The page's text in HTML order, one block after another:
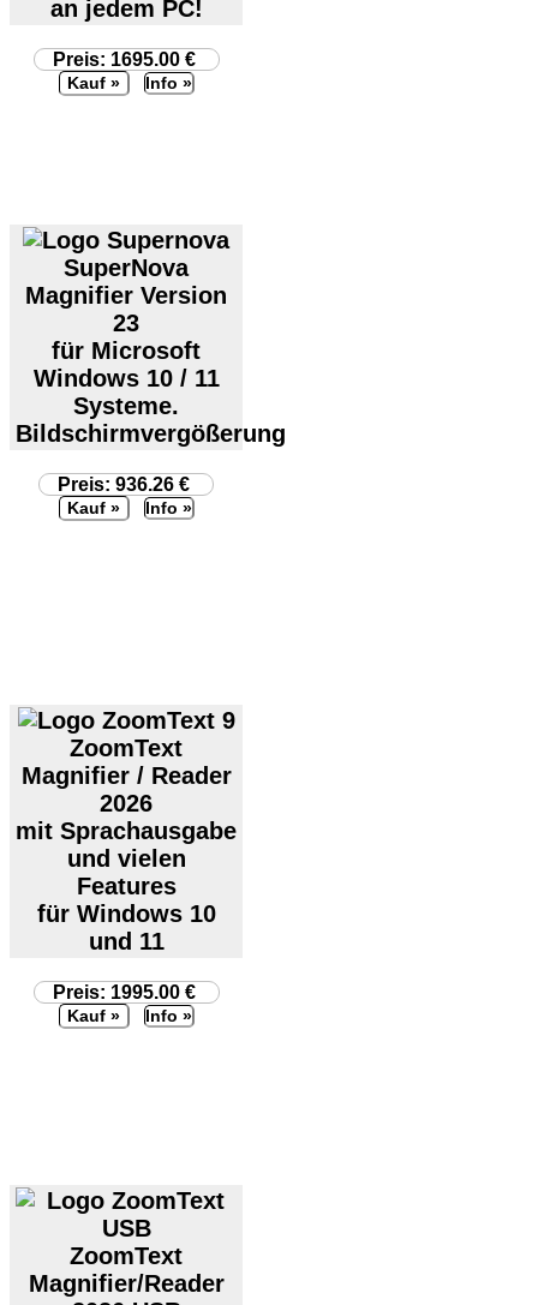
an jedem PC!
Preis: 1695.00 €
Info »
SuperNova
Magnifier Version
23
für Microsoft
Windows 10 / 11
Systeme.
Bildschirmvergößerung
Preis: 936.26 €
Info »
ZoomText
Magnifier / Reader
2026
mit Sprachausgabe
und vielen
Features
für Windows 10
und 11
Preis: 1995.00 €
Info »
ZoomText
Magnifier/Reader